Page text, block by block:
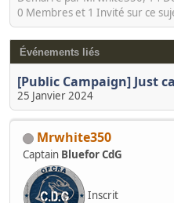
0 Membres et 1 Invité sur ce
Événements liés
[Public Campaign] Just
25 Janvier 2024
Mrwhite350
Captain Bluefor CdG
Inscrit